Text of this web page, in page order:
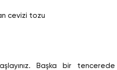
cevizi tozu
Başka bir